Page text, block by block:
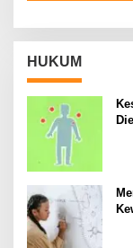
HUKUM